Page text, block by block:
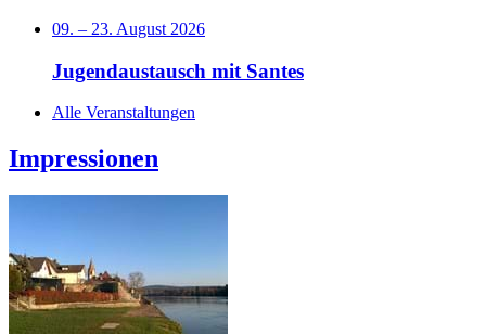
09. – 23. August 2026
Jugendaustausch mit Santes
Alle Veranstaltungen
Impressionen